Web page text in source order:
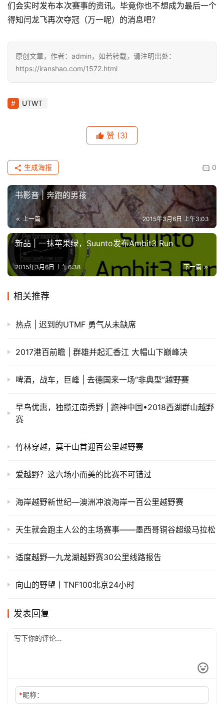
们会实时发布本次赛事的资讯。毕竟你也不想成为最后一个
得知闫龙飞再次夺冠（万一呢）的消息吧？
原创文章，作者：admin，如若转载，请注明出处：
https://iranshao.com/1572.html
UTWT
赞 (3)
0
生成海报
书影音 | 奔跑的男孩
上一篇 2015年3月6日 上午3:03
​新品 | 一抹苹果绿，Suunto发布Ambit3 Run
下一篇
2015年3月6日 上午6:38
相关推荐
热点 | 迟到的UTMF 勇气从未缺席
2017港百前瞻 | 群雄并起汇香江 大帽山下巅峰决
啤酒，战车，巨峰 | 去德国来一场“非典型”越野赛
早鸟优惠，独揽江南秀野 | 跑神中国•2018西湖群山越野
赛
竹林穿越，莫干山首迎百公里越野赛
爱越野？这六场小而美的比赛不可错过
海岸越野新世纪—澳洲冲浪海岸一百公里越野赛
天生就会跑主人公的主场赛事——墨西哥铜谷超级马拉松
适度越野—九龙湖越野赛30公里线路报告
向山的野望丨TNF100北京24小时
发表回复
*昵称：